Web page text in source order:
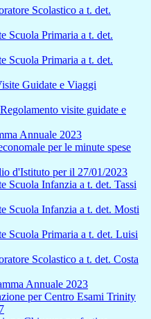
Scolastico a t. det.
Scuola Primaria a t. det.
Scuola Primaria a t. det.
Guidate e Viaggi
visite guidate e
Annuale 2023
per le minute spese
d'Istituto per il 27/01/2023
Scuola Infanzia a t. det. Tassi
Scuola Infanzia a t. det. Mosti
Scuola Primaria a t. det. Luisi
Scolastico a t. det. Costa
Annuale 2023
per Centro Esami Trinity